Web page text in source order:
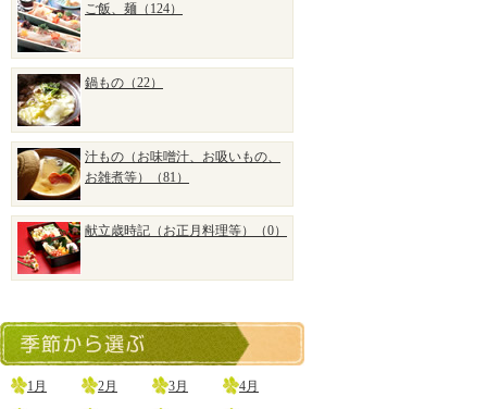
ご飯、麺（124）
鍋もの（22）
汁もの（お味噌汁、お吸いもの、
お雑煮等）（81）
献立歳時記（お正月料理等）（0）
1月 2月 3月 4月